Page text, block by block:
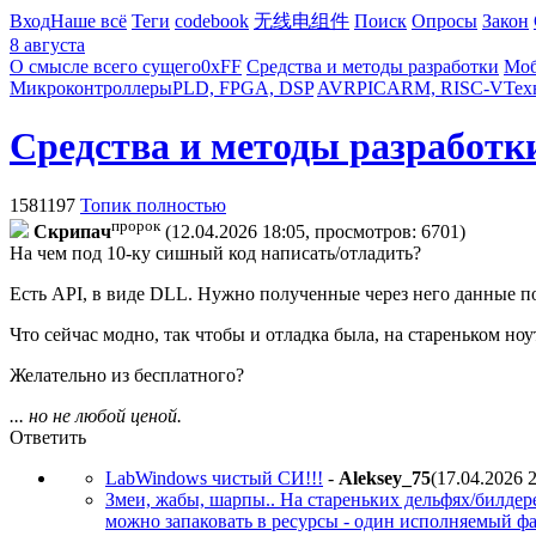
ВходНаше всё Теги codebook 无线电组件 Поиск Опросы Закон
8 августа
О смысле всего сущего0xFF Средства и методы разработки
МикроконтроллерыPLD, FPGA, DSP AVRPICARM, RISC-V
Средства и методы
1581197 Топик полностью
Cкpипaчпророк (12.04.2026 18:05, просмотров: 6701)
На чем под 10-ку сишный код написать/отладить?
Есть API, в виде DLL. Нужно полученные через него данные
Что сейчас модно, так чтобы и отладка была, на стареньком
Желательно из бесплатного?
... но не любой ценой.
Ответить
LabWindows чистый СИ!!! - Aleksey_75(17.04.2026
Змеи, жабы, шарпы.. На стареньких дельфях/
можно запаковать в ресурсы - один исполняемый